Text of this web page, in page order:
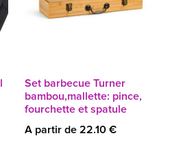
Set barbecue Turner
bambou,mallette: pince,
fourchette et spatule
A partir de 22.10 €